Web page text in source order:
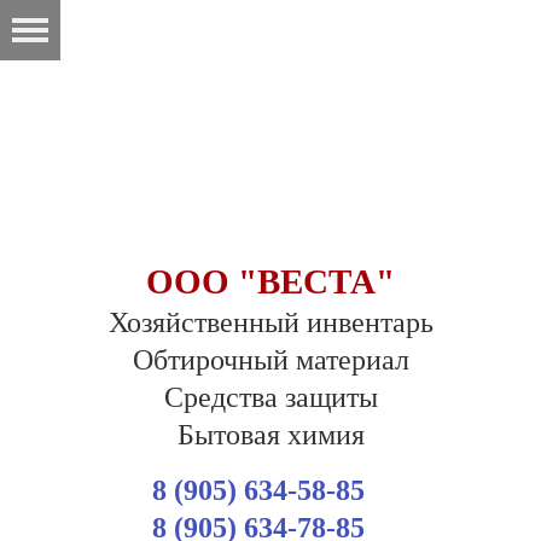
ООО "ВЕСТА"
Хозяйственный инвентарь
Обтирочный материал
Средства защиты
Бытовая химия
8 (905) 634-58-85
8 (905) 634-78-85